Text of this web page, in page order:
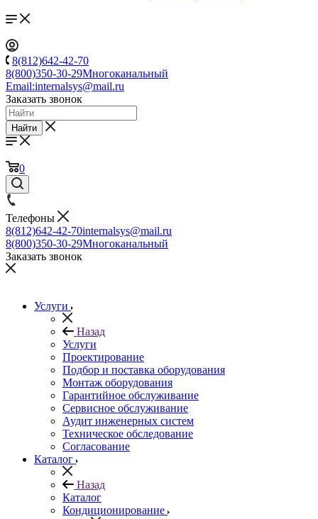
8(812)642-42-70
8(800)350-30-29Многоканальный
Email:internalsys@mail.ru
Заказать звонок
Найти
0
Телефоны
8(812)642-42-70internalsys@mail.ru
8(800)350-30-29Многоканальный
Заказать звонок
Услуги
Назад
Услуги
Проектирование
Подбор и поставка оборудования
Монтаж оборудования
Гарантийное обслуживание
Сервисное обслуживание
Аудит инженерных систем
Техническое обследование
Согласование
Каталог
Назад
Каталог
Кондиционирование